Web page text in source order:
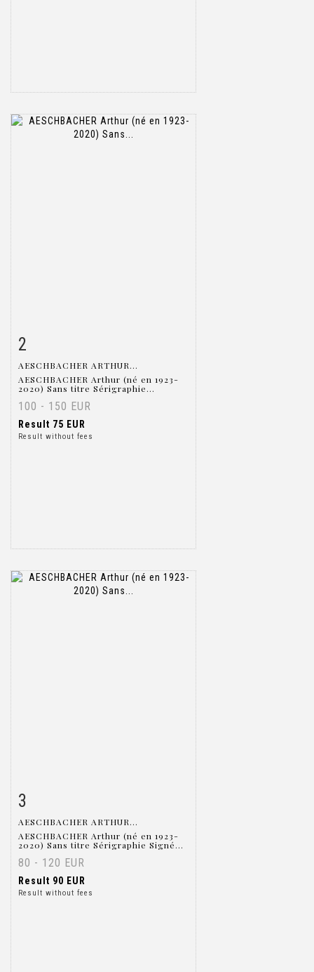
2
AESCHBACHER ARTHUR...
AESCHBACHER Arthur (né en 1923-
2020) Sans titre Sérigraphie...
100 - 150 EUR
Result 75 EUR
Result without fees
3
AESCHBACHER ARTHUR...
AESCHBACHER Arthur (né en 1923-
2020) Sans titre Sérigraphie Signé...
80 - 120 EUR
Result 90 EUR
Result without fees